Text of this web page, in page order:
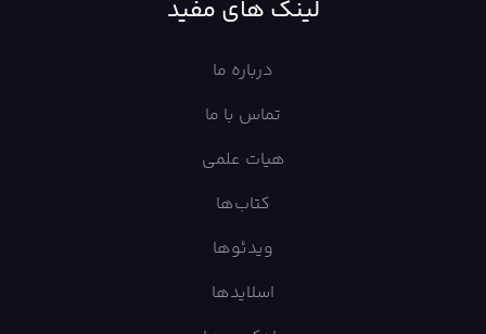
لینک های مفید
درباره ما
تماس با ما
هیات علمی
کتاب‌ها
ویدئوها
اسلایدها